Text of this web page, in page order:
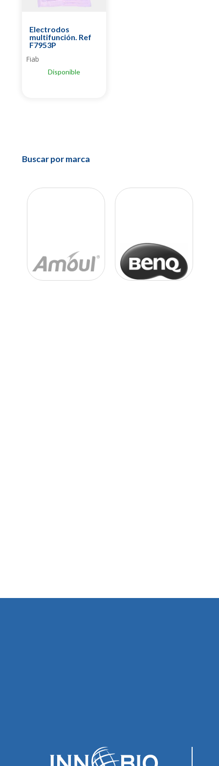
Electrodos
multifunción. Ref
F7953P
Fiab
Disponible
Buscar por marca